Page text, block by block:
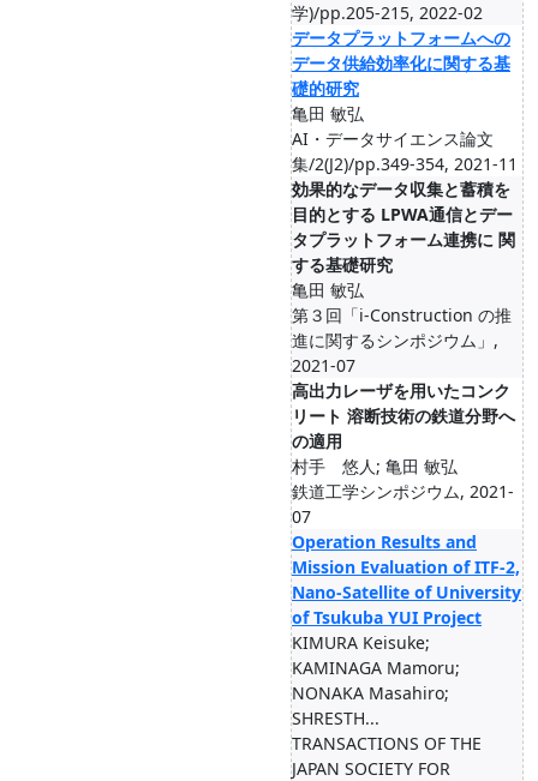
学)/pp.205-215, 2022-02
データプラットフォームへの
データ供給効率化に関する基
礎的研究
亀田 敏弘
AI・データサイエンス論文
集/2(J2)/pp.349-354, 2021-11
効果的なデータ収集と蓄積を
目的とする LPWA通信とデー
タプラットフォーム連携に 関
する基礎研究
亀田 敏弘
第３回「i-Construction の推
進に関するシンポジウム」,
2021-07
高出力レーザを用いたコンク
リート 溶断技術の鉄道分野へ
の適用
村手 悠人; 亀田 敏弘
鉄道工学シンポジウム, 2021-
07
Operation Results and
Mission Evaluation of ITF-2,
Nano-Satellite of University
of Tsukuba YUI Project
KIMURA Keisuke;
KAMINAGA Mamoru;
NONAKA Masahiro;
SHRESTH...
TRANSACTIONS OF THE
JAPAN SOCIETY FOR